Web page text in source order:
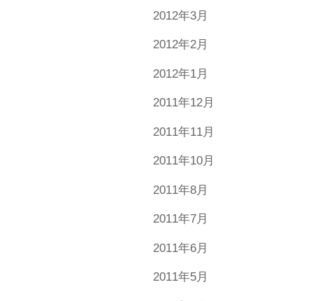
2012年3月
2012年2月
2012年1月
2011年12月
2011年11月
2011年10月
2011年8月
2011年7月
2011年6月
2011年5月